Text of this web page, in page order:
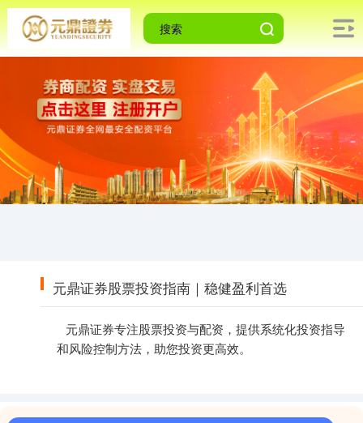
元鼎证券股票投资指南｜稳健盈利首选
元鼎证券专注股票投资与配资，提供系统化投资指导
和风险控制方法，助您投资更高效。